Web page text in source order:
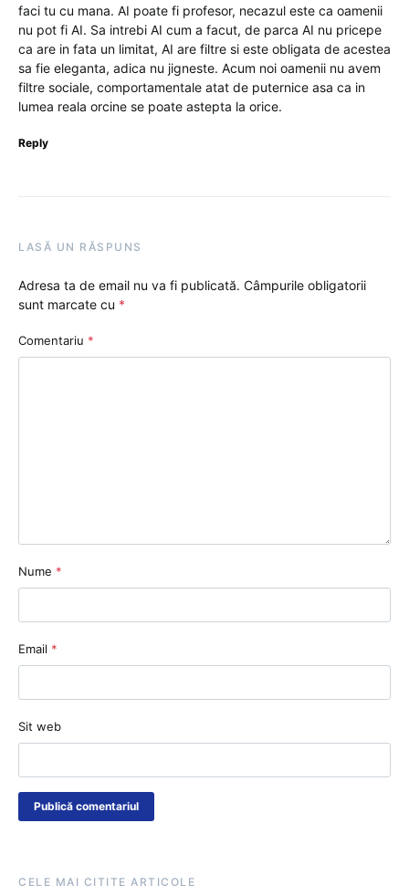
faci tu cu mana. AI poate fi profesor, necazul este ca oamenii
nu pot fi AI. Sa intrebi AI cum a facut, de parca AI nu pricepe
ca are in fata un limitat, AI are filtre si este obligata de acestea
sa fie eleganta, adica nu jigneste. Acum noi oamenii nu avem
filtre sociale, comportamentale atat de puternice asa ca in
lumea reala orcine se poate astepta la orice.
Reply
LASĂ UN RĂSPUNS
Adresa ta de email nu va fi publicată. Câmpurile obligatorii
sunt marcate cu *
Comentariu *
Nume *
Email *
Sit web
CELE MAI CITITE ARTICOLE